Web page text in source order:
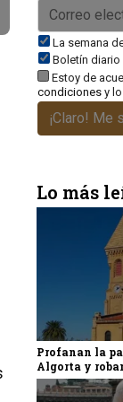
La semana
Boletín diario
Estoy de
condiciones y
¡Claro! Me
Lo más
Profanan la
Algorta y